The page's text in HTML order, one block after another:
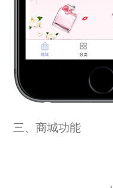
三、商城功能